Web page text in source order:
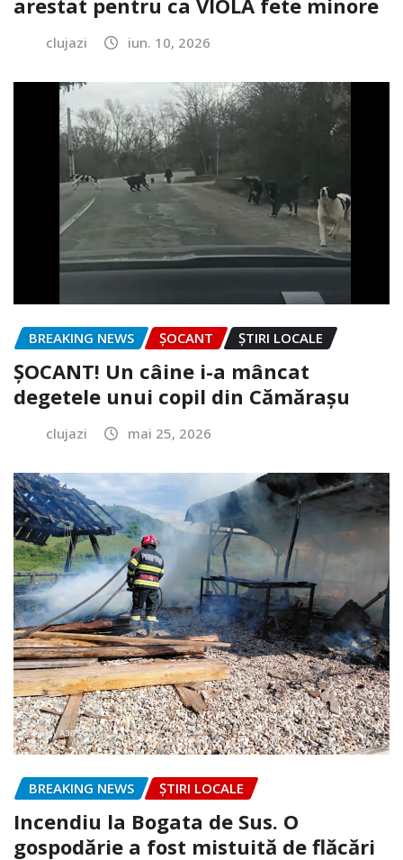
clujazi iun. 10, 2026
BREAKING NEWS ȘOCANT ȘTIRI LOCALE
ȘOCANT! Un câine i-a mâncat
degetele unui copil din Cămărașu
clujazi mai 25, 2026
BREAKING NEWS ȘTIRI LOCALE
Incendiu la Bogata de Sus. O
gospodărie a fost mistuită de flăcări